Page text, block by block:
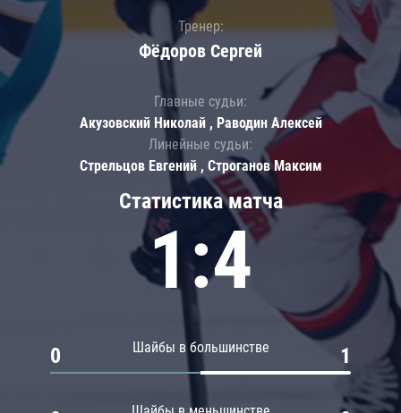
Статистика матча
1:4
Шайбы в большинстве
0 1
Тренер:
Фёдоров Сергей
Главные судьи:
Акузовский Николай , Раводин Алексей
Линейные судьи:
Стрельцов Евгений , Строганов Максим